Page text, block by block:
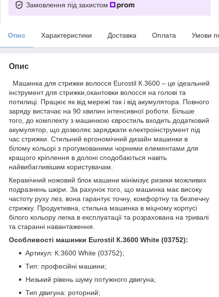
Замовлення під захистом
Опис Характеристики Доставка Оплата Умови
Опис
Машинка для стрижки волосся Eurostil К.3600 – це ідеальний
інструмент для стрижки,окантовки волосся на голові та
потилиці. Працює як від мережі так і від акумулятора. Повного
заряду вистачає на 90 хвилин інтенсивної роботи. Більше
того, до комплекту з машинкою євростиль входить додатковий
акумулятор, що дозволяє заряджати електроінструмент під
час стрижки. Стильний ергономічний дизайн машинки в
білому кольорі з прогумованими чорними елементами для
кращого кріплення в долоні сподобаються навіть
найвибагливішим користувачам.
Керамічний ножовий блок машини мінімізує ризики можливих
подразнень шкіри. За рахунок того, що машинка має високу
частоту руху лез, вона гарантує точну, комфортну та безпечну
стрижку. Продуктивна, стильна машинка в міцному корпусі
білого кольору легка в експлуатації та розрахована на тривалі
та старанні навантаження.
Особливості машинки Eurostil К.3600 White (03752):
Артикул: К.3600 White (03752);
Тип: професійні машини;
Низький рівень шуму потужного двигуна;
Тип двигуна: роторний;